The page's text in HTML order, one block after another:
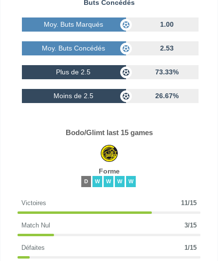
Buts Concédés
Moy. Buts Marqués 1.00
Moy. Buts Concédés 2.53
Plus de 2.5 73.33%
Moins de 2.5 26.67%
Bodo/Glimt last 15 games
Forme
D W W W W
Victoires 11/15
Match Nul 3/15
Défaites 1/15